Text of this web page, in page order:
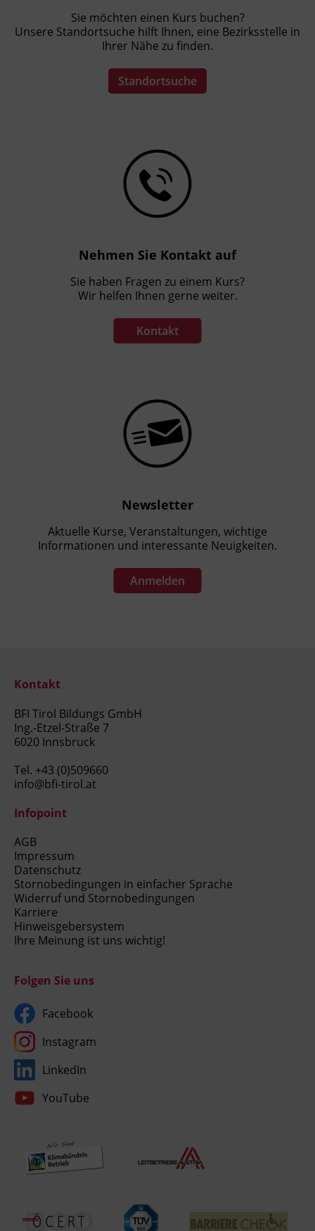
Sie möchten einen Kurs buchen?
Unsere Standortsuche hilft Ihnen, eine Bezirksstelle in
Ihrer Nähe zu finden.
Standortsuche
Nehmen Sie Kontakt auf
Sie haben Fragen zu einem Kurs?
Wir helfen Ihnen gerne weiter.
Kontakt
Newsletter
Aktuelle Kurse, Veranstaltungen, wichtige
Informationen und interessante Neuigkeiten.
Anmelden
Kontakt
BFI Tirol Bildungs GmbH
Ing.-Etzel-Straße 7
6020 Innsbruck
Tel. +43 (0)509660
info@bfi-tirol.at
Infopoint
AGB
Impressum
Datenschutz
Stornobedingungen in einfacher Sprache
Widerruf und Stornobedingungen
Karriere
Hinweisgebersystem
Ihre Meinung ist uns wichtig!
Folgen Sie uns
Facebook
Instagram
LinkedIn
YouTube